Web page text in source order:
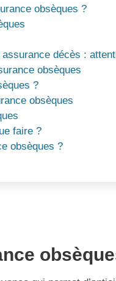
obsèques ?
décès :
obsèques
?
obsèques
faire ?
obsèques ?